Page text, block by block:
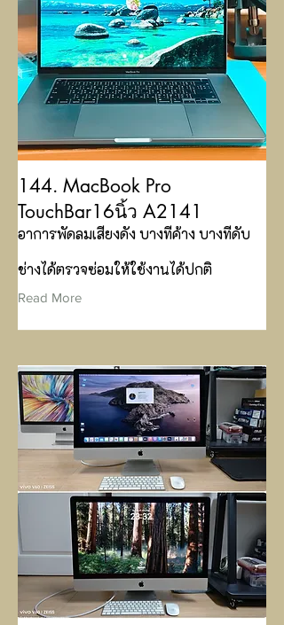
144. MacBook Pro
TouchBar16นิ้ว A2141
อาการพัดลมเสียงดัง บางทีค้าง บางทีดับ
ช่างได้ตรวจซ่อมให้ใช้งานได้ปกติ
Read More